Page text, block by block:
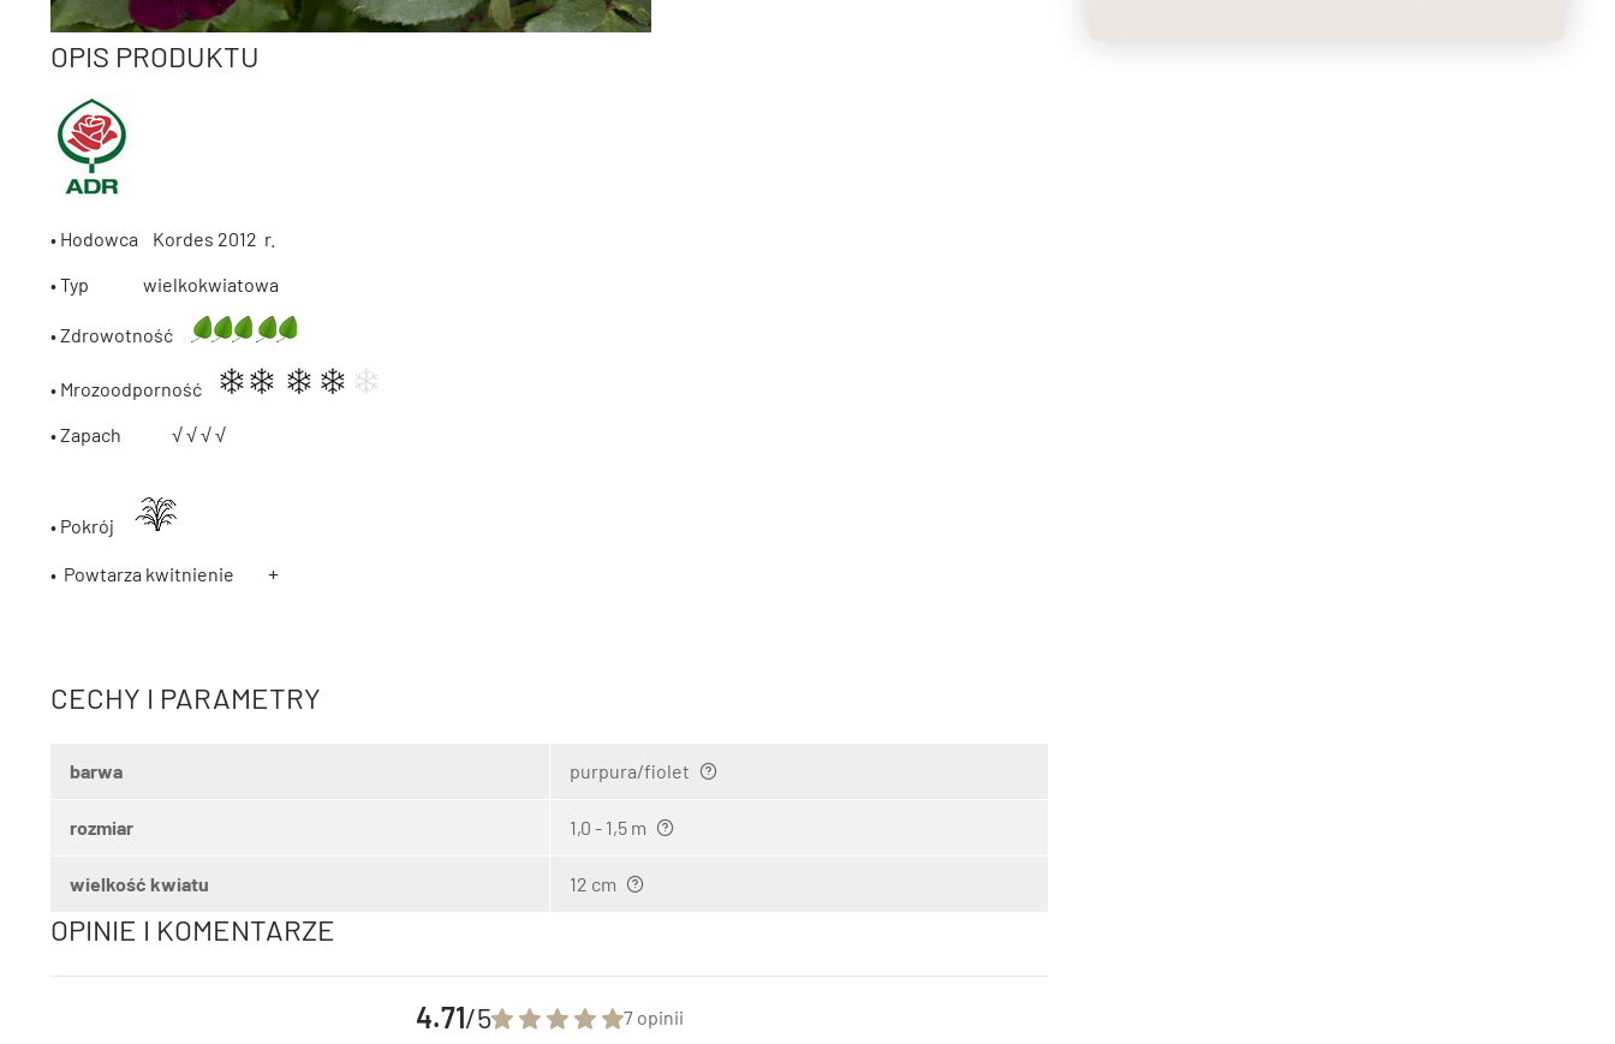
OPIS PRODUKTU
• Hodowca Kordes 2012 r.
• Typ wielkokwiatowa
• Zdrowotność
• Mrozoodporność
• Zapach √√√√
• Pokrój
• Powtarza kwitnienie +
CECHY I PARAMETRY
barwa purpura/fiolet
rozmiar 1,0 - 1,5 m
wielkość kwiatu 12 cm
OPINIE I KOMENTARZE
4.71/5 7 opinii